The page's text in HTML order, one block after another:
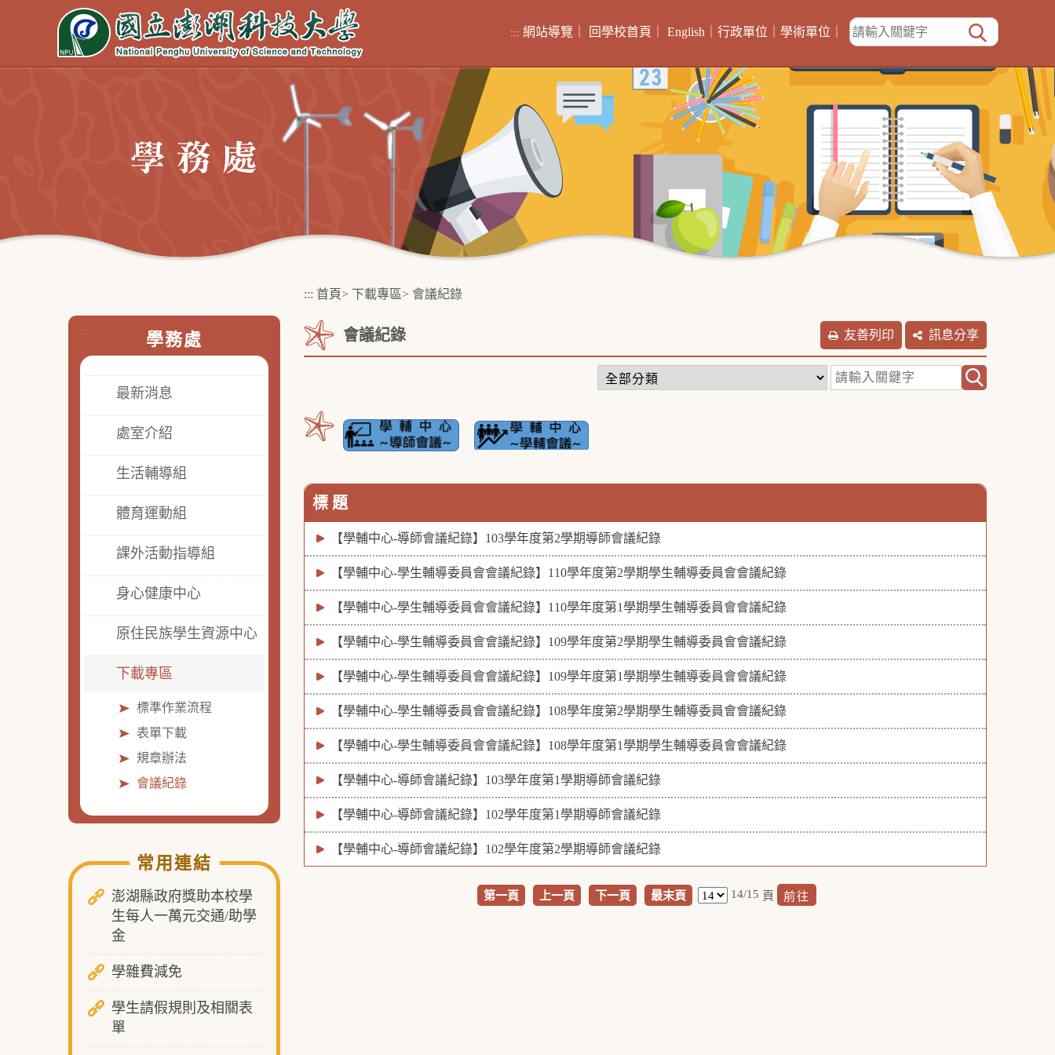
::: 網站導覽 回學校首頁 English 行政單位 學術單位
::: 學務處
最新消息
處室介紹
生活輔導組
體育運動組
課外活動指導組
身心健康中心
原住民族學生資源中心
下載專區
標準作業流程
表單下載
規章辦法
會議紀錄
常用連結
澎湖縣政府獎助本校學
生每人一萬元交通/助學
金
學雜費減免
學生請假規則及相關表
單
::: 首頁> 下載專區> 會議紀錄
會議紀錄 友善列印 訊息分享
標 題
【學輔中心-導師會議紀錄】103學年度第2學期導師會議紀錄
【學輔中心-學生輔導委員會會議紀錄】110學年度第2學期學生輔導委員會會議紀錄
【學輔中心-學生輔導委員會會議紀錄】110學年度第1學期學生輔導委員會會議紀錄
【學輔中心-學生輔導委員會會議紀錄】109學年度第2學期學生輔導委員會會議紀錄
【學輔中心-學生輔導委員會會議紀錄】109學年度第1學期學生輔導委員會會議紀錄
【學輔中心-學生輔導委員會會議紀錄】108學年度第2學期學生輔導委員會會議紀錄
【學輔中心-學生輔導委員會會議紀錄】108學年度第1學期學生輔導委員會會議紀錄
【學輔中心-導師會議紀錄】103學年度第1學期導師會議紀錄
【學輔中心-導師會議紀錄】102學年度第1學期導師會議紀錄
【學輔中心-導師會議紀錄】102學年度第2學期導師會議紀錄
第一頁 上一頁 下一頁 最末頁 14/15 頁